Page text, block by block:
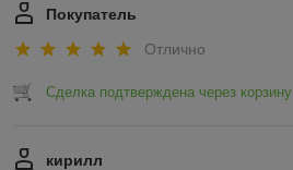
Покупатель
Отлично
Сделка подтверждена через корзину
кирилл